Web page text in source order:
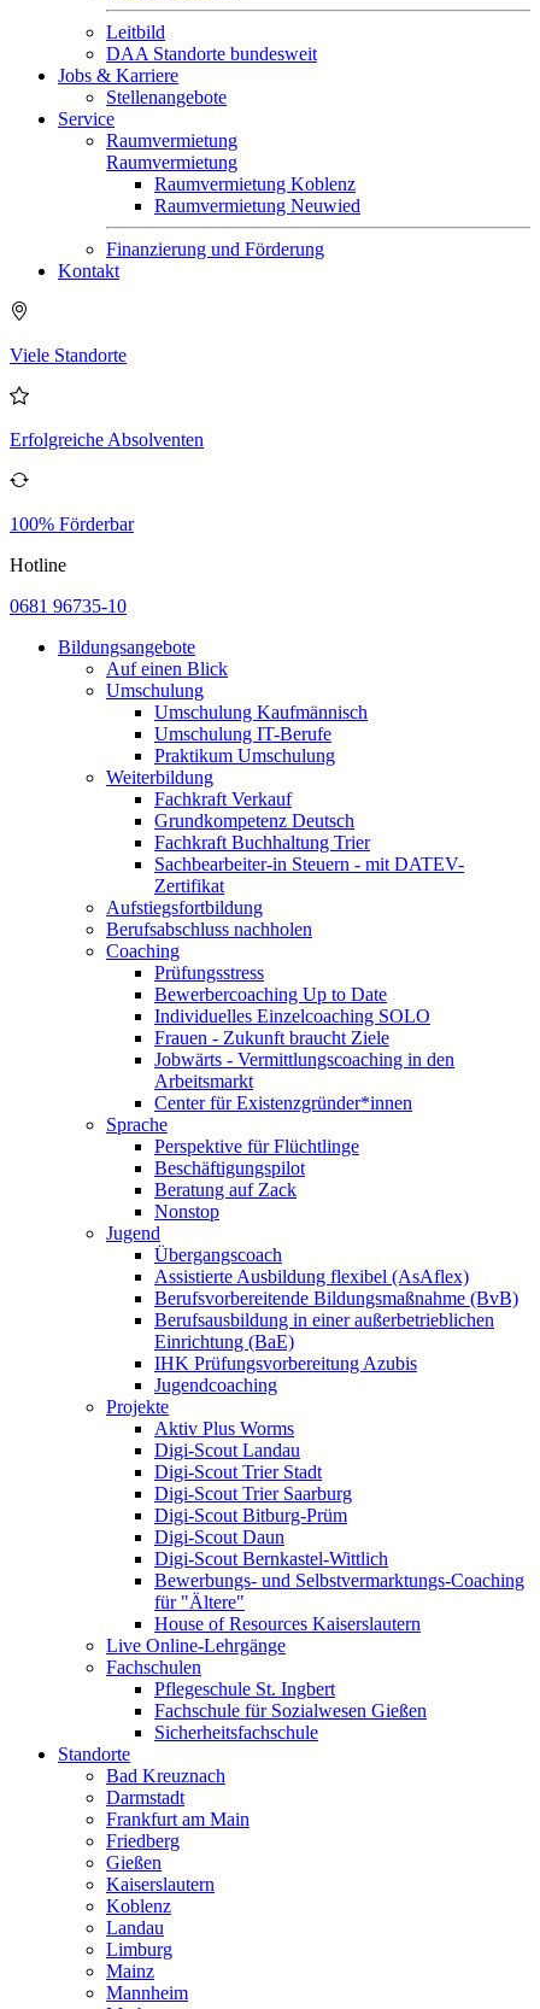
Leitbild
DAA Standorte bundesweit
Jobs & Karriere
Stellenangebote
Service
Raumvermietung
Raumvermietung
Raumvermietung Koblenz
Raumvermietung Neuwied
Finanzierung und Förderung
Kontakt
Viele Standorte
Erfolgreiche Absolventen
100% Förderbar
Hotline
0681 96735-10
Bildungsangebote
Auf einen Blick
Umschulung
Umschulung Kaufmännisch
Umschulung IT-Berufe
Praktikum Umschulung
Weiterbildung
Fachkraft Verkauf
Grundkompetenz Deutsch
Fachkraft Buchhaltung Trier
Sachbearbeiter-in Steuern - mit DATEV-
Zertifikat
Aufstiegsfortbildung
Berufsabschluss nachholen
Coaching
Prüfungsstress
Bewerbercoaching Up to Date
Individuelles Einzelcoaching SOLO
Frauen - Zukunft braucht Ziele
Jobwärts - Vermittlungscoaching in den
Arbeitsmarkt
Center für Existenzgründer*innen
Sprache
Perspektive für Flüchtlinge
Beschäftigungspilot
Beratung auf Zack
Nonstop
Jugend
Übergangscoach
Assistierte Ausbildung flexibel (AsAflex)
Berufsvorbereitende Bildungsmaßnahme (BvB)
Berufsausbildung in einer außerbetrieblichen
Einrichtung (BaE)
IHK Prüfungsvorbereitung Azubis
Jugendcoaching
Projekte
Aktiv Plus Worms
Digi-Scout Landau
Digi-Scout Trier Stadt
Digi-Scout Trier Saarburg
Digi-Scout Bitburg-Prüm
Digi-Scout Daun
Digi-Scout Bernkastel-Wittlich
Bewerbungs- und Selbstvermarktungs-Coaching
für "Ältere"
House of Resources Kaiserslautern
Live Online-Lehrgänge
Fachschulen
Pflegeschule St. Ingbert
Fachschule für Sozialwesen Gießen
Sicherheitsfachschule
Standorte
Bad Kreuznach
Darmstadt
Frankfurt am Main
Friedberg
Gießen
Kaiserslautern
Koblenz
Landau
Limburg
Mainz
Mannheim